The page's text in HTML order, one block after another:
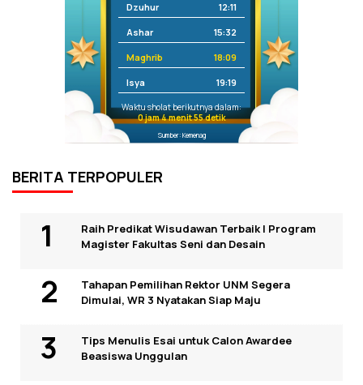
Dzuhur 12:11
Ashar 15:32
Maghrib 18:09
Isya 19:19
Waktu sholat berikutnya dalam:
0 jam 4 menit 55 detik
Sumber: Kemenag
BERITA TERPOPULER
Raih Predikat Wisudawan Terbaik I Program
Magister Fakultas Seni dan Desain
Tahapan Pemilihan Rektor UNM Segera
Dimulai, WR 3 Nyatakan Siap Maju
Tips Menulis Esai untuk Calon Awardee
Beasiswa Unggulan